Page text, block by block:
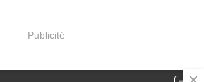
Publicité